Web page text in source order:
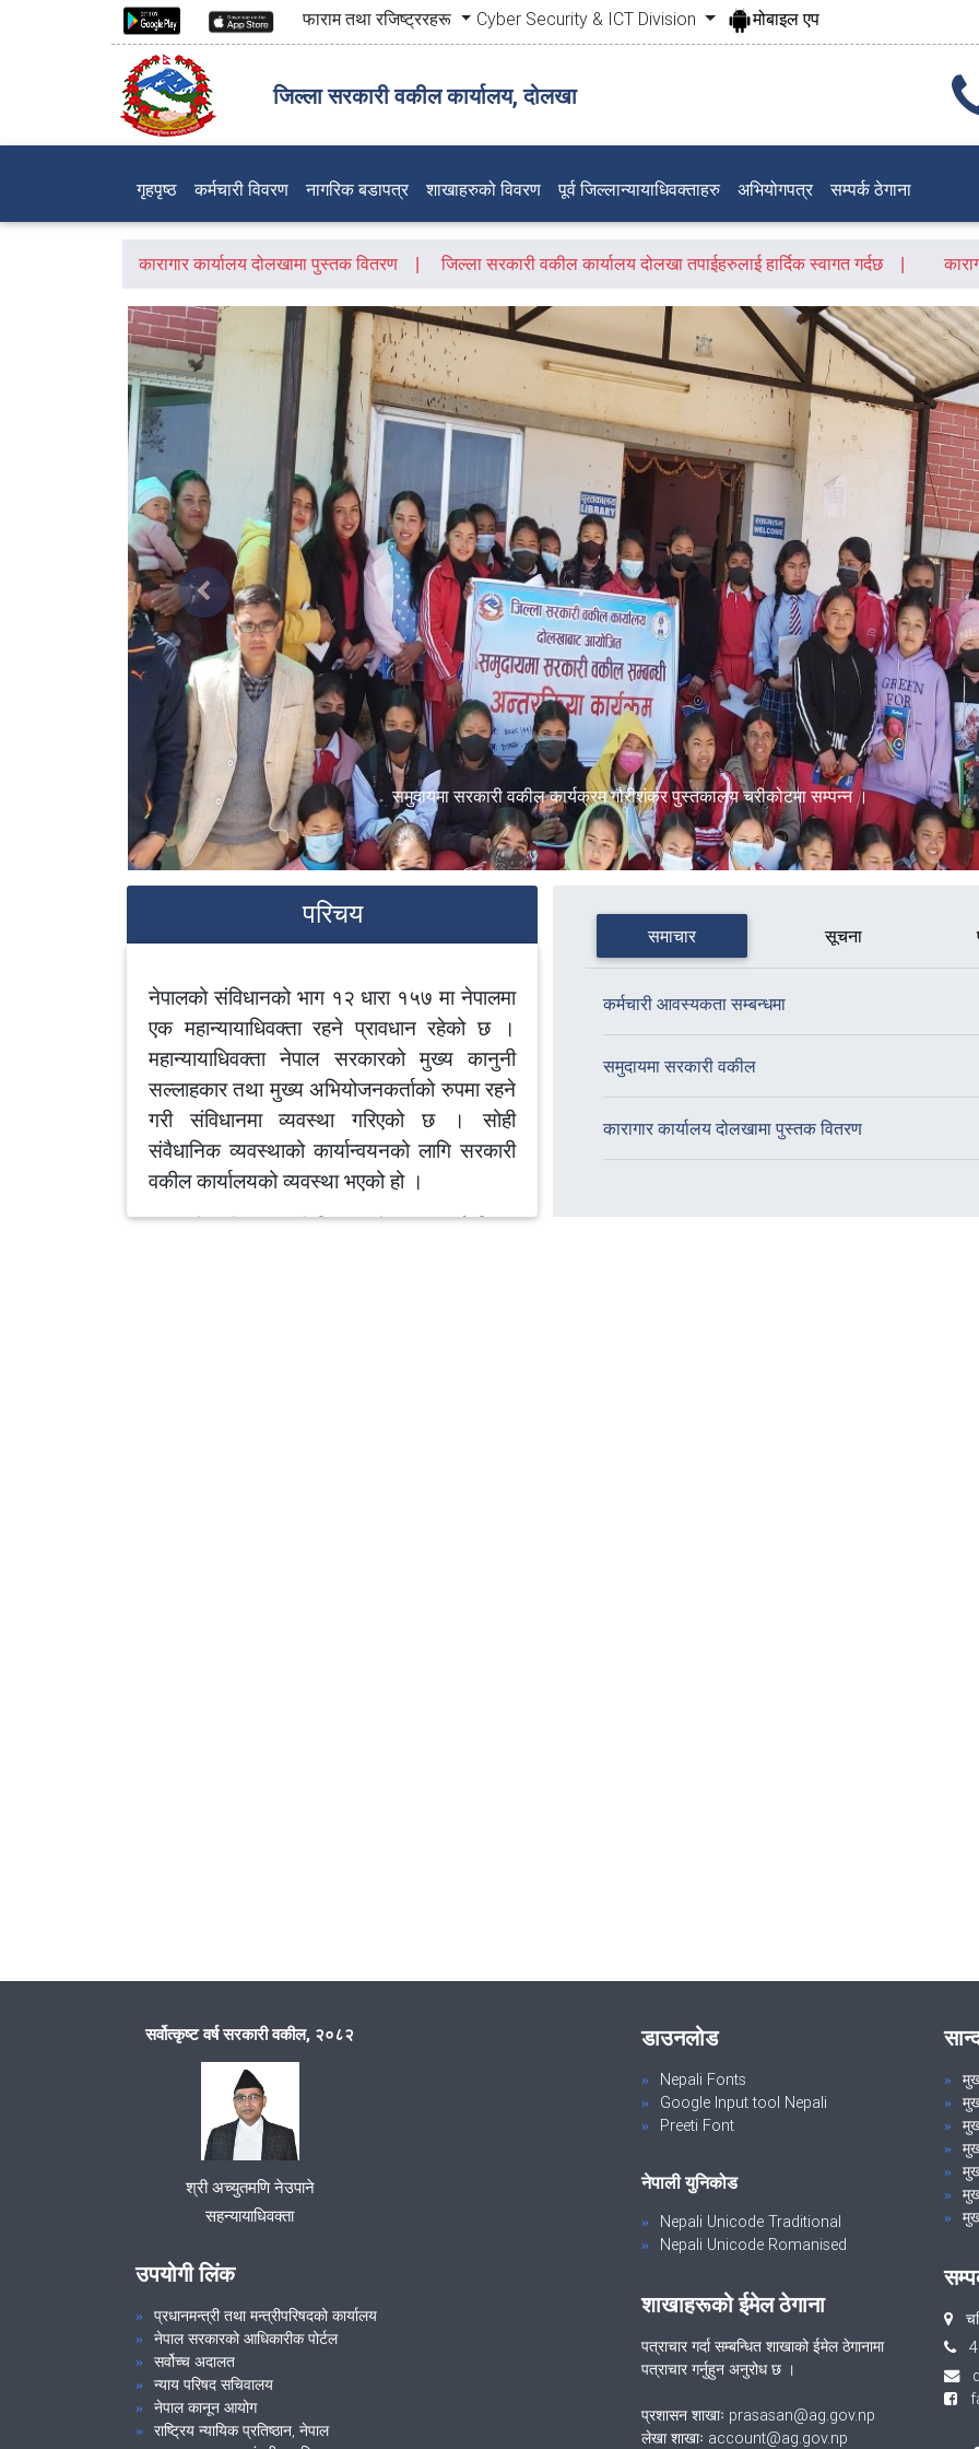
फाराम तथा रजिष्ट्ररहरू Cyber Security & ICT Division मोबाइल एप
जिल्ला सरकारी वकील कार्यालय, दोलखा
गृहपृष्ठ(current)
कर्मचारी विवरण नागरिक बडापत्र शाखाहरुको विवरण पूर्व जिल्लान्यायाधिवक्ताहरु अभियोगपत्र सम्पर्क ठेगाना
कारागार कार्यालय दोलखामा पुस्तक वितरण जिल्ला सरकारी वकील कार्यालय दोलखा तपाईहरुलाई हार्दिक स्वागत गर्दछ
समुदायमा सरकारी वकील कार्यक्रम गौरीशंकर पुस्तकालय चरीकोटमा सम्पन्न ।
Previous
परिचय
नेपालको संविधानको भाग १२ धारा १५७ मा नेपालमा
एक महान्यायाधिवक्ता रहने प्रावधान रहेको छ ।
महान्यायाधिवक्ता नेपाल सरकारको मुख्य कानुनी
सल्लाहकार तथा मुख्य अभियोजनकर्ताको रुपमा रहने
गरी संविधानमा व्यवस्था गरिएको छ । सोही
संवैधानिक व्यवस्थाको कार्यान्वयनको लागि सरकारी
वकील कार्यालयको व्यवस्था भएको हो ।
सरकारी वकील सम्बन्धी नियमावली, २०७७ को नियम
समाचार सूचना
कर्मचारी आवस्यकता सम्बन्धमा
समुदायमा सरकारी वकील
कारागार कार्यालय दोलखामा पुस्तक वितरण
सर्वोत्कृष्ट वर्ष सरकारी वकील, २०८२
श्री अच्युतमणि नेउपाने
सहन्यायाधिवक्ता
उपयोगी लिंक
प्रधानमन्त्री तथा मन्त्रीपरिषदको कार्यालय
नेपाल सरकारको आधिकारीक पोर्टल
सर्वोच्च अदालत
न्याय परिषद सचिवालय
नेपाल कानून आयोग
राष्ट्रिय न्यायिक प्रतिष्ठान, नेपाल
डाउनलोड
Nepali Fonts
Google Input tool Nepali
Preeti Font
नेपाली युनिकोड
Nepali Unicode Traditional
Nepali Unicode Romanised
शाखाहरूको ईमेल ठेगाना
पत्राचार गर्दा सम्बन्धित शाखाको ईमेल ठेगानामा
पत्राचार गर्नुहुन अनुरोध छ ।
प्रशासन शाखाः prasasan@ag.gov.np
लेखा शाखाः account@ag.gov.np